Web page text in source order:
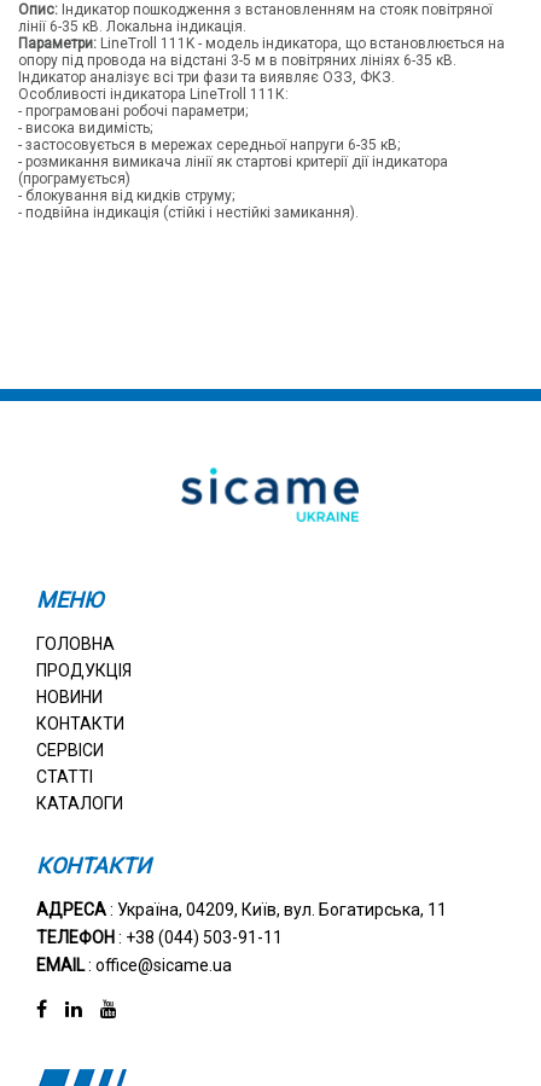
Опис: Індикатор пошкодження з встановленням на стояк повітряної
лінії 6-35 кВ. Локальна індикація.
Параметри: LineTroll 111K - модель індикатора, що встановлюється на
опору під провода на відстані 3-5 м в повітряних лініях 6-35 кВ.
Індикатор аналізує всі три фази та виявляє ОЗЗ, ФКЗ.
Особливості індикатора LineTroll 111К:
- програмовані робочі параметри;
- висока видимість;
- застосовується в мережах середньої напруги 6-35 кВ;
- розмикання вимикача лінії як стартові критерії дії індикатора
(програмується)
- блокування від кидків струму;
- подвійна індикація (стійкі і нестійкі замикання).
МЕНЮ
ГОЛОВНА
ПРОДУКЦІЯ
НОВИНИ
КОНТАКТИ
СЕРВІСИ
СТАТТІ
КАТАЛОГИ
КОНТАКТИ
АДРЕСА: Україна, 04209, Київ, вул. Богатирська, 11
ТЕЛЕФОН : +38 (044) 503-91-11
EMAIL: office@sicame.ua